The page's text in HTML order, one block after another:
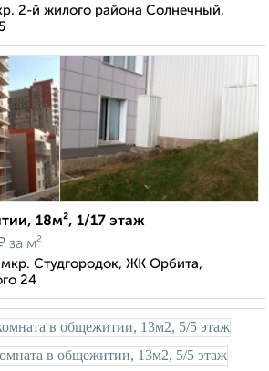
2-й жилого района Солнечный,
18м², 1/17 этаж
за м²
Студгородок, ЖК Орбита,
24